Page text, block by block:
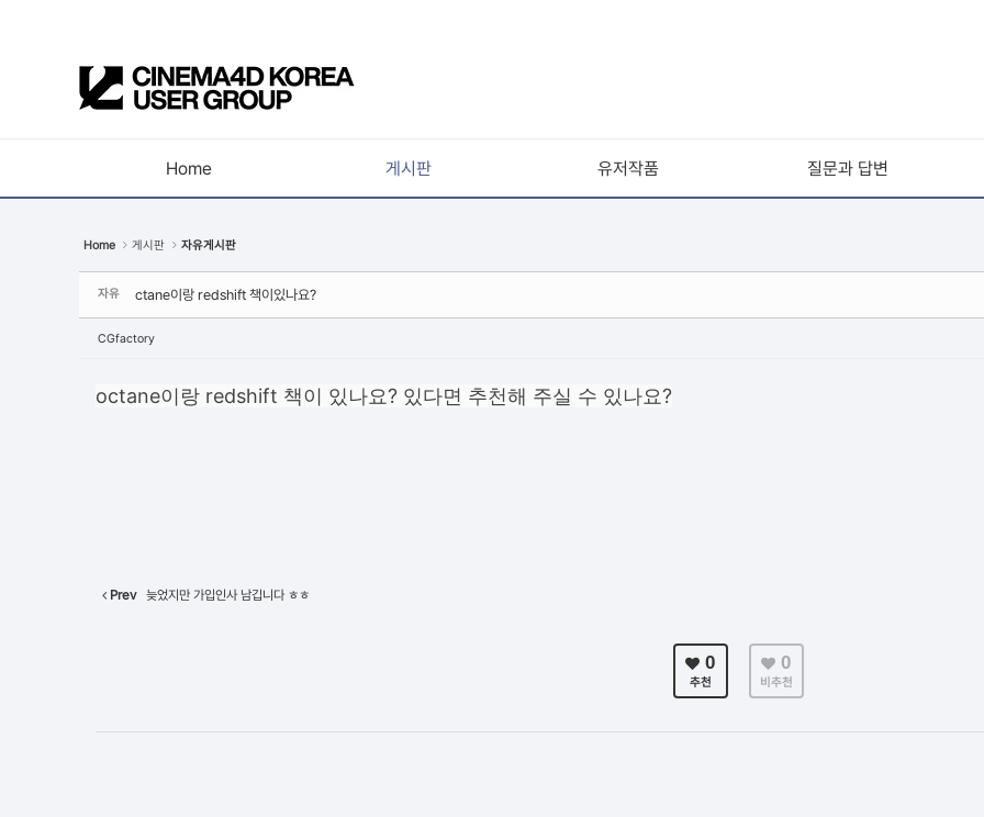
Home 게시판 유저작품 질문과 답변
Home 게시판 자유게시판
자유 ctane이랑 redshift 책이있나요?
CGfactory
octane이랑 redshift 책이 있나요? 있다면 추천해 주실 수 있나요?
Prev 늦었지만 가입인사 남깁니다 ㅎㅎ
0
추천
0
비추천
Sketchbook5, 스케치북5
Sketchbook5, 스케치북5